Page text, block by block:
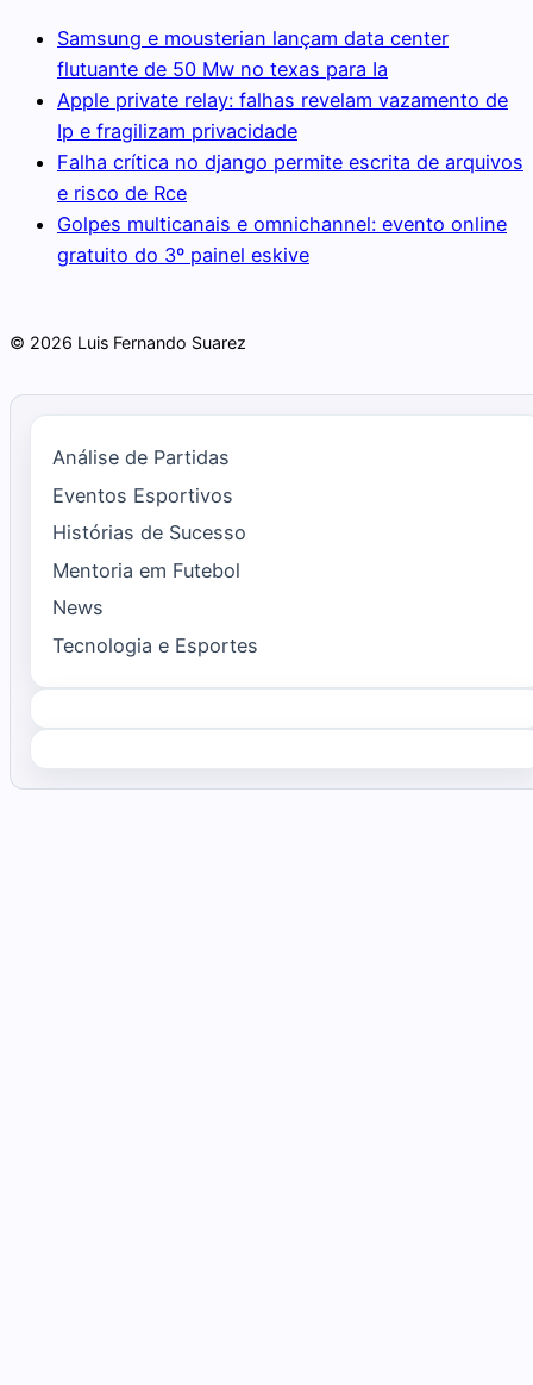
Samsung e mousterian lançam data center
flutuante de 50 Mw no texas para Ia
Apple private relay: falhas revelam vazamento de
Ip e fragilizam privacidade
Falha crítica no django permite escrita de arquivos
e risco de Rce
Golpes multicanais e omnichannel: evento online
gratuito do 3º painel eskive
© 2026 Luis Fernando Suarez
Análise de Partidas
Eventos Esportivos
Histórias de Sucesso
Mentoria em Futebol
News
Tecnologia e Esportes